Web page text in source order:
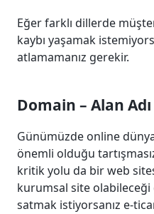
Eğer farklı dillerde
kaybı yaşamak
atlamamanız gerekir.
Domain – Alan
Günümüzde online
önemli olduğu
kritik yolu da bir web
kurumsal site
satmak istiyorsanız e-